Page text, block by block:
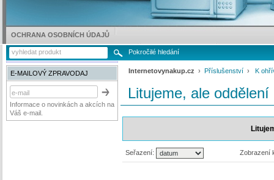
Internetovynakup.cz › Příslušenství › K
Litujeme, ale oddělení
Seřazení: Zobrazení
E-MAILOVÝ ZPRAVODAJ
Informace o novinkách a akcích na
Váš e-mail.
Pokročilé hledání
OCHRANA OSOBNÍCH ÚDAJŮ